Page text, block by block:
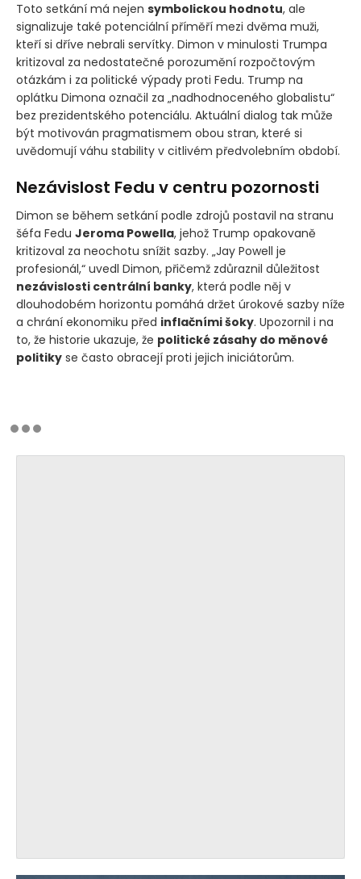
Toto setkání má nejen symbolickou hodnotu, ale
signalizuje také potenciální příměří mezi dvěma muži,
kteří si dříve nebrali servítky. Dimon v minulosti Trumpa
kritizoval za nedostatečné porozumění rozpočtovým
otázkám i za politické výpady proti Fedu. Trump na
oplátku Dimona označil za „nadhodnoceného globalistu“
bez prezidentského potenciálu. Aktuální dialog tak může
být motivován pragmatismem obou stran, které si
uvědomují váhu stability v citlivém předvolebním období.
Nezávislost Fedu v centru pozornosti
Dimon se během setkání podle zdrojů postavil na stranu
šéfa Fedu Jeroma Powella, jehož Trump opakovaně
kritizoval za neochotu snížit sazby. „Jay Powell je
profesionál,“ uvedl Dimon, přičemž zdůraznil důležitost
nezávislosti centrální banky, která podle něj v
dlouhodobém horizontu pomáhá držet úrokové sazby níže
a chrání ekonomiku před inflačními šoky. Upozornil i na
to, že historie ukazuje, že politické zásahy do měnové
politiky se často obracejí proti jejich iniciátorům.